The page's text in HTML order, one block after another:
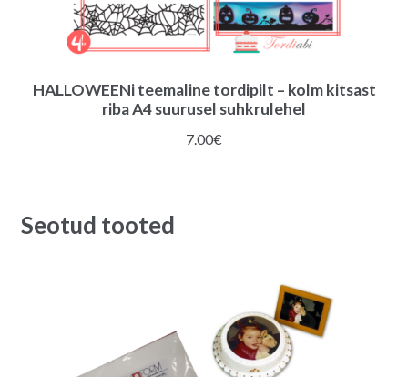
HALLOWEENi teemaline tordipilt – kolm kitsast
riba A4 suurusel suhkrulehel
7.00€
Seotud tooted